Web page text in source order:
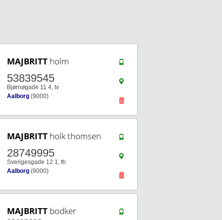
MAJBRITT holm
53839545
Bjørnøgade 11 4, tv
Aalborg (9000)
MAJBRITT holk thomsen
28749995
Sverigesgade 12 1, th
Aalborg (9000)
MAJBRITT bodker